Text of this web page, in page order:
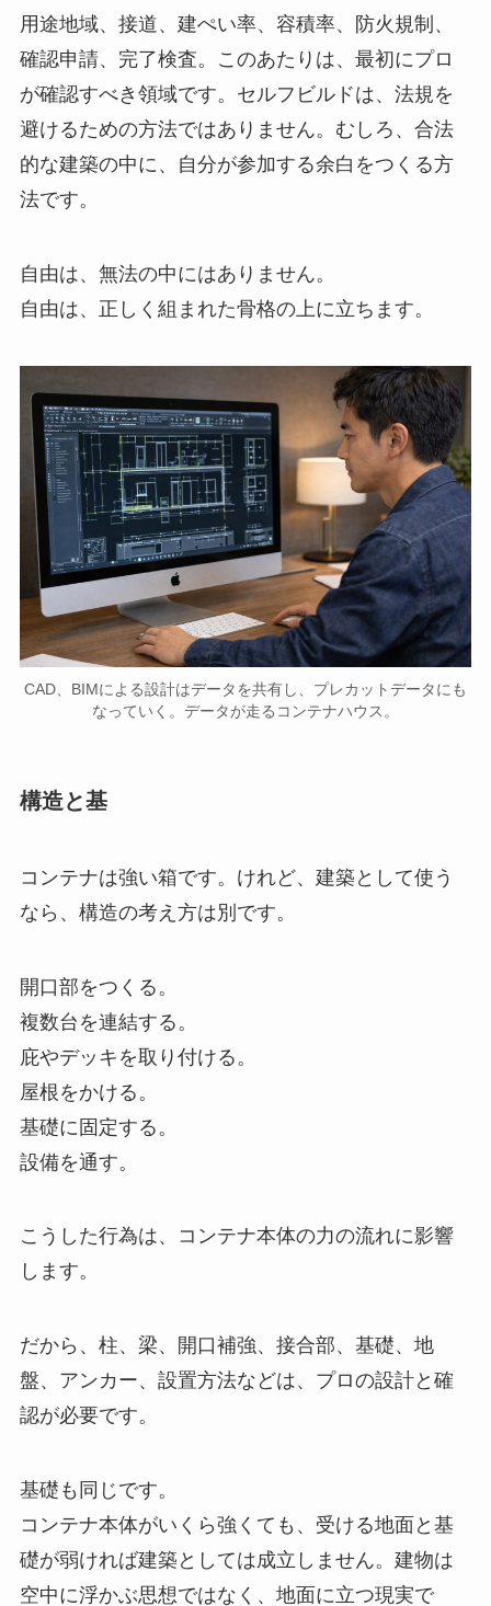
用途地域、接道、建ぺい率、容積率、防火規制、
確認申請、完了検査。このあたりは、最初にプロ
が確認すべき領域です。セルフビルドは、法規を
避けるための方法ではありません。むしろ、合法
的な建築の中に、自分が参加する余白をつくる方
法です。
自由は、無法の中にはありません。
自由は、正しく組まれた骨格の上に立ちます。
CAD、BIMによる設計はデータを共有し、プレカットデータにも
なっていく。データが走るコンテナハウス。
構造と基
コンテナは強い箱です。けれど、建築として使う
なら、構造の考え方は別です。
開口部をつくる。
複数台を連結する。
庇やデッキを取り付ける。
屋根をかける。
基礎に固定する。
設備を通す。
こうした行為は、コンテナ本体の力の流れに影響
します。
だから、柱、梁、開口補強、接合部、基礎、地
盤、アンカー、設置方法などは、プロの設計と確
認が必要です。
基礎も同じです。
コンテナ本体がいくら強くても、受ける地面と基
礎が弱ければ建築としては成立しません。建物は
空中に浮かぶ思想ではなく、地面に立つ現実で